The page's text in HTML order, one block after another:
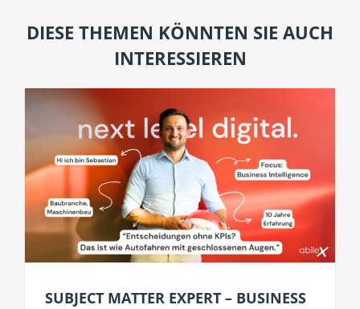
DIESE THEMEN KÖNNTEN SIE AUCH
INTERESSIEREN
SUBJECT MATTER EXPERT – BUSINESS